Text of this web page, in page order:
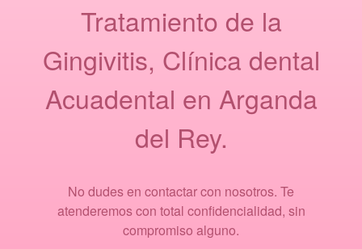
Tratamiento de la
Gingivitis, Clínica dental
Acuadental en Arganda
del Rey.
No dudes en contactar con nosotros. Te
atenderemos con total confidencialidad, sin
compromiso alguno.